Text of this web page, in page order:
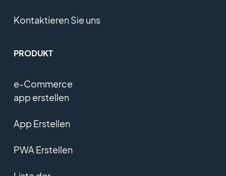
Kontaktieren Sie uns
PRODUKT
e-Commerce
app erstellen
App Erstellen
PWA Erstellen